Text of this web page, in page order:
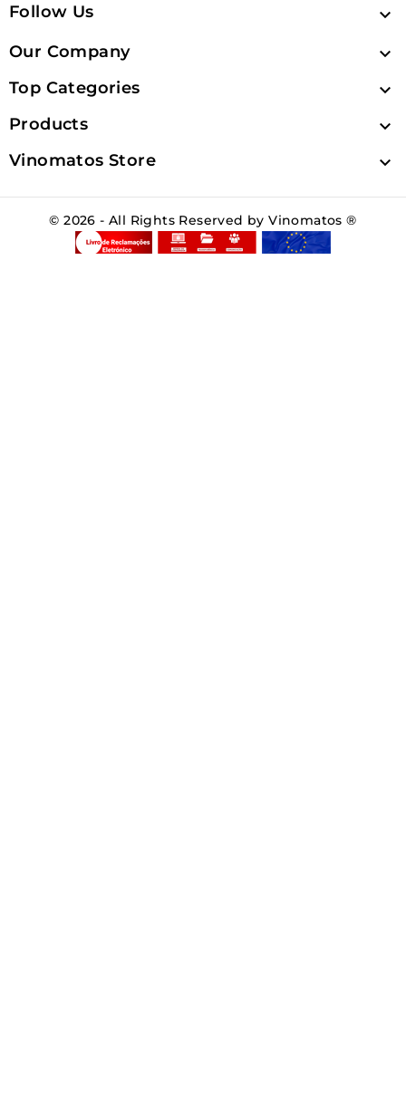
Follow Us 
Our Company 
Top Categories 
Products 
Vinomatos Store 
© 2026 - All Rights Reserved by Vinomatos ®